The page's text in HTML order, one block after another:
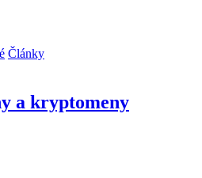
Články
a kryptomeny